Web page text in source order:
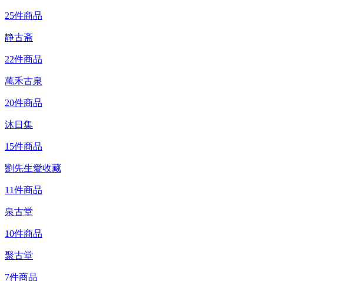
25件商品
静古斋
22件商品
萬禾古泉
20件商品
沐日集
15件商品
劉先生愛收藏
11件商品
泉古堂
10件商品
聚古堂
7件商品